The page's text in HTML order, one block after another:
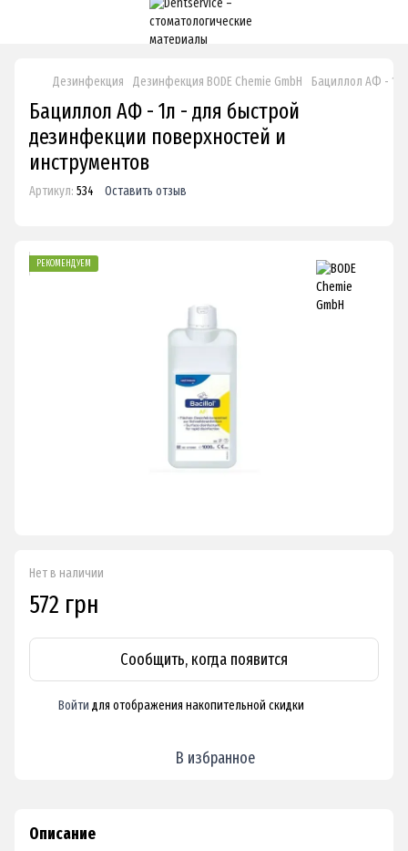
Дезинфекция Дезинфекция BODE Chemie GmbH Бациллол АФ - 1л
Бациллол АФ - 1л - для быстрой
дезинфекции поверхностей и
инструментов
Артикул: 534 Оставить отзыв
РЕКОМЕНДУЕМ
Нет в наличии
572 грн
Сообщить, когда появится
Войти для отображения накопительной скидки
В избранное
Описание